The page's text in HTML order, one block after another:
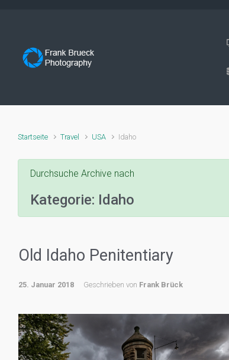
Startseite Travel USA Idaho
Durchsuche Archive nach
Kategorie: Idaho
Old Idaho Penitentiary
25. Januar 2018 Geschrieben von Frank Brück